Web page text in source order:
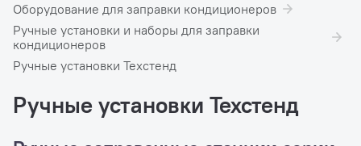
Оборудование для заправки кондиционеров
Ручные установки и наборы для заправки
кондиционеров
Ручные установки Техстенд
Ручные установки Техстенд